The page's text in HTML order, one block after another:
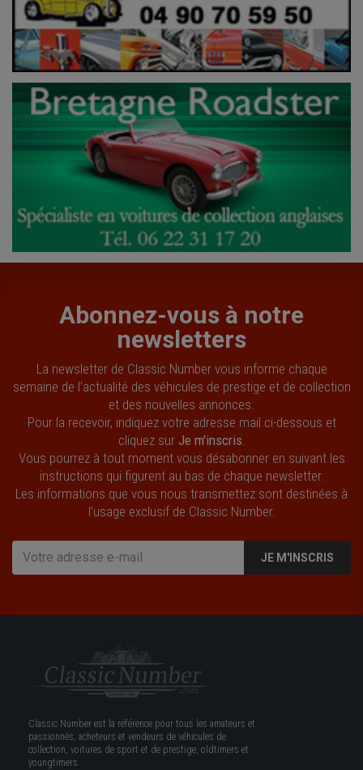
Abonnez-vous à notre
newsletters
La newsletter de Classic Number vous informe chaque
semaine de l’actualité des véhicules de prestige et de collection
et des nouvelles annonces.
Pour la recevoir, indiquez votre adresse mail ci-dessous et
cliquez sur Je m'inscris.
Vous pourrez à tout moment vous désabonner en suivant les
instructions qui figurent au bas de chaque newsletter.
Les informations que vous nous transmettez sont destinées à
l’usage exclusif de Classic Number.
JE M'INSCRIS
Classic Number est la référence pour tous les amateurs et
passionnés, acheteurs et vendeurs de véhicules de
collection, voitures de sport et de prestige, oldtimers et
youngtimers.